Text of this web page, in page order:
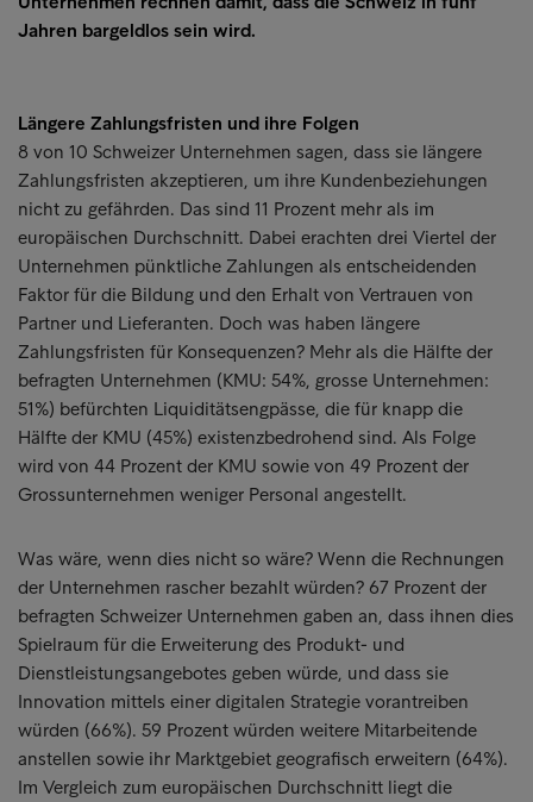
Jahren bargeldlos sein wird.
Längere Zahlungsfristen und ihre Folgen
8 von 10 Schweizer Unternehmen sagen, dass sie längere
Zahlungsfristen akzeptieren, um ihre Kundenbeziehungen
nicht zu gefährden. Das sind 11 Prozent mehr als im
europäischen Durchschnitt. Dabei erachten drei Viertel der
Unternehmen pünktliche Zahlungen als entscheidenden
Faktor für die Bildung und den Erhalt von Vertrauen von
Partner und Lieferanten. Doch was haben längere
Zahlungsfristen für Konsequenzen? Mehr als die Hälfte der
befragten Unternehmen (KMU: 54%, grosse Unternehmen:
51%) befürchten Liquiditätsengpässe, die für knapp die
Hälfte der KMU (45%) existenzbedrohend sind. Als Folge
wird von 44 Prozent der KMU sowie von 49 Prozent der
Grossunternehmen weniger Personal angestellt.
Was wäre, wenn dies nicht so wäre? Wenn die Rechnungen
der Unternehmen rascher bezahlt würden? 67 Prozent der
befragten Schweizer Unternehmen gaben an, dass ihnen dies
Spielraum für die Erweiterung des Produkt- und
Dienstleistungsangebotes geben würde, und dass sie
Innovation mittels einer digitalen Strategie vorantreiben
würden (66%). 59 Prozent würden weitere Mitarbeitende
anstellen sowie ihr Marktgebiet geografisch erweitern (64%).
Im Vergleich zum europäischen Durchschnitt liegt die